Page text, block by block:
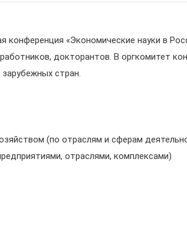
конференция «Экономические науки в
докторантов. В оргкомитет
стран.
(по отраслям и сферам
отраслями, комплексами)